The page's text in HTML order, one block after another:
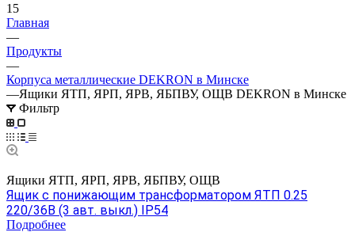
15
Главная
—
Продукты
—
Корпуса металлические DEKRON в Минске
—Ящики ЯТП, ЯРП, ЯРВ, ЯБПВУ, ОЩВ DEKRON в Минске
Фильтр
Ящики ЯТП, ЯРП, ЯРВ, ЯБПВУ, ОЩВ
Ящик с понижающим трансформатором ЯТП 0.25
220/36В (3 авт. выкл.) IP54
Подробнее